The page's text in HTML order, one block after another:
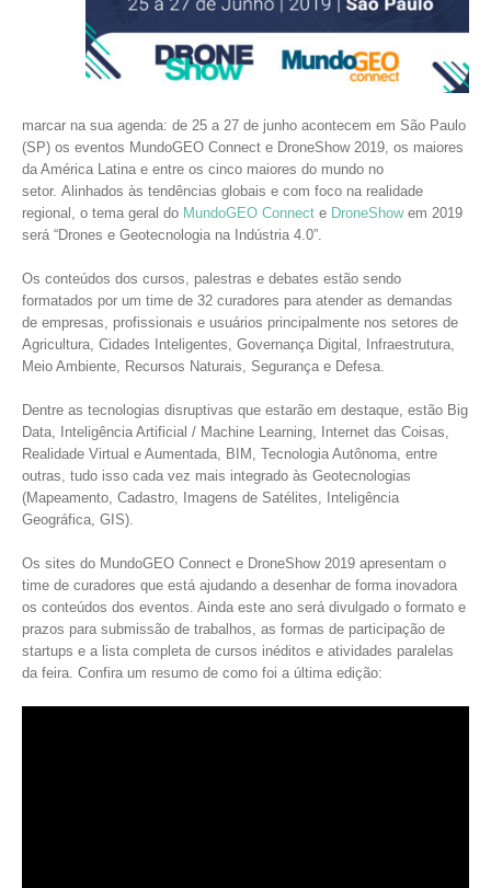
marcar na sua agenda: de 25 a 27 de junho acontecem em São Paulo
(SP) os eventos MundoGEO Connect e DroneShow 2019, os maiores
da América Latina e entre os cinco maiores do mundo no
setor. Alinhados às tendências globais e com foco na realidade
regional, o tema geral do MundoGEO Connect e DroneShowem 2019
será “Drones e Geotecnologia na Indústria 4.0”.
Os conteúdos dos cursos, palestras e debates estão sendo
formatados por um time de 32 curadores para atender as demandas
de empresas, profissionais e usuários principalmente nos setores de
Agricultura, Cidades Inteligentes, Governança Digital, Infraestrutura,
Meio Ambiente, Recursos Naturais, Segurança e Defesa.
Dentre as tecnologias disruptivas que estarão em destaque, estão Big
Data, Inteligência Artificial / Machine Learning, Internet das Coisas,
Realidade Virtual e Aumentada, BIM, Tecnologia Autônoma, entre
outras, tudo isso cada vez mais integrado às Geotecnologias
(Mapeamento, Cadastro, Imagens de Satélites, Inteligência
Geográfica, GIS).
Os sites do MundoGEO Connect e DroneShow 2019 apresentam o
time de curadores que está ajudando a desenhar de forma inovadora
os conteúdos dos eventos. Ainda este ano será divulgado o formato e
prazos para submissão de trabalhos, as formas de participação de
startups e a lista completa de cursos inéditos e atividades paralelas
da feira. Confira um resumo de como foi a última edição: